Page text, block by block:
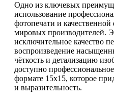
Одно из ключевых
использование
фотопечати и
мировых производителей.
исключительное качество
воспроизведение
чёткость и детализацию
доступно
формате 15х15, которое
и выразительность.